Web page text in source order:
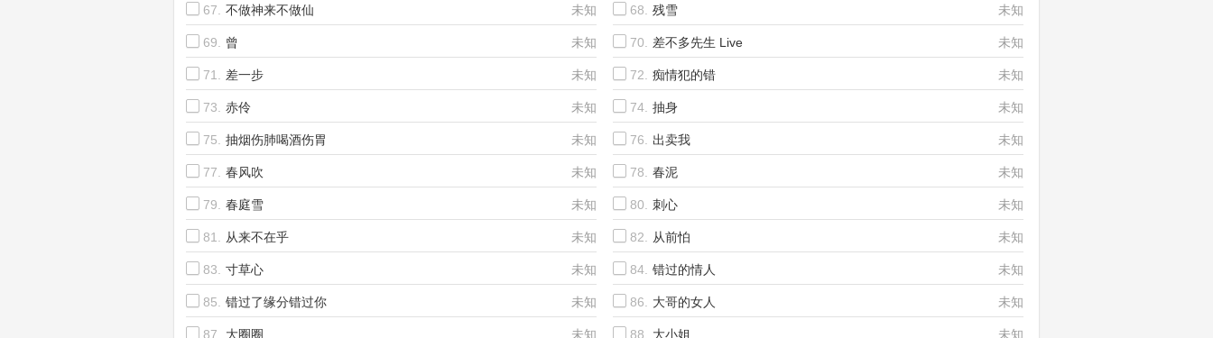
67. 不做神来不做仙 未知 68. 残雪 未知
69. 曾 未知 70. 差不多先生 Live 未知
71. 差一步 未知 72. 痴情犯的错 未知
73. 赤伶 未知 74. 抽身 未知
75. 抽烟伤肺喝酒伤胃 未知 76. 出卖我 未知
77. 春风吹 未知 78. 春泥 未知
79. 春庭雪 未知 80. 刺心 未知
81. 从来不在乎 未知 82. 从前怕 未知
83. 寸草心 未知 84. 错过的情人 未知
85. 错过了缘分错过你 未知 86. 大哥的女人 未知
87. 大圈圈 未知 88. 大小姐 未知